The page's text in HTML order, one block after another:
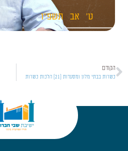
ט' אב תשפ"ו
הקודם
כשרות בבתי מלון ומסעדות [21] הלכות כשרות